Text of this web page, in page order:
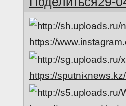
https://
https://